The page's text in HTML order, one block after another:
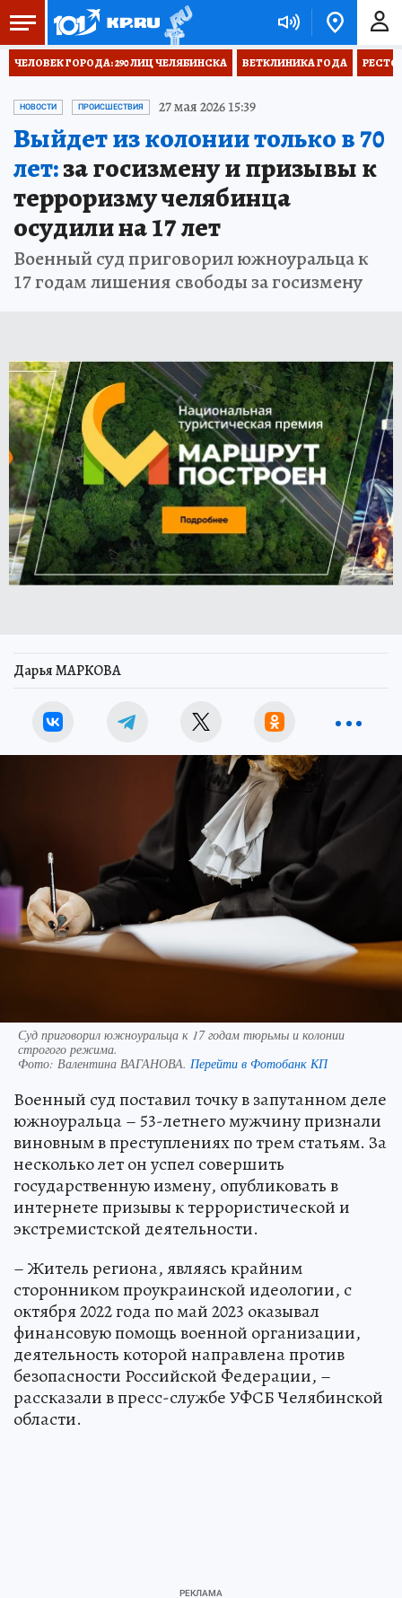
ЧЕЛОВЕК ГОРОДА: 290 ЛИЦ ЧЕЛЯБИНСКА ВЕТКЛИНИКА ГОДА
НОВОСТИ ПРОИСШЕСТВИЯ 27 мая 2026 15:39
Выйдет из колонии только в 70
лет:за госизмену и призывы к
терроризму челябинца
осудили на 17 лет
Военный суд приговорил южноуральца к
17 годам лишения свободы за госизмену
Дарья МАРКОВА
Суд приговорил южноуральца к 17 годам тюрьмы и колонии
строгого режима.
Фото: Валентина ВАГАНОВА. Перейти в Фотобанк КП
Военный суд поставил точку в запутанном деле
южноуральца – 53-летнего мужчину признали
виновным в преступлениях по трем статьям. За
несколько лет он успел совершить
государственную измену, опубликовать в
интернете призывы к террористической и
экстремистской деятельности.
– Житель региона, являясь крайним
сторонником проукраинской идеологии, с
октября 2022 года по май 2023 оказывал
финансовую помощь военной организации,
деятельность которой направлена против
безопасности Российской Федерации, –
рассказали в пресс-службе УФСБ Челябинской
области.